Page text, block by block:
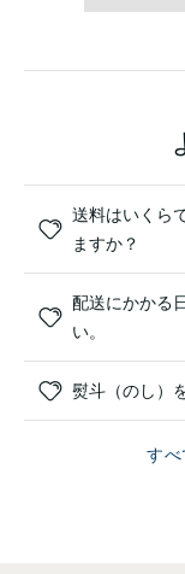
送料はいくら
ますか？
配送にかかる
い。
熨斗（のし）
す